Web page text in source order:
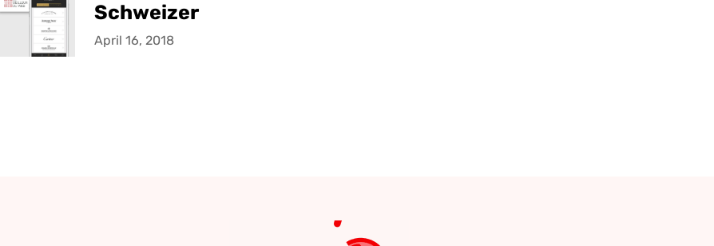
Schweizer
Webdesign- und App-
April 16, 2018